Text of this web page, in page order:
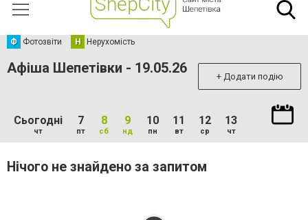
Ф Фотозвіти Н Нерухомість
Афіша Шепетівки - 19.05.26 + Додати подію
Сьогодні
чт
7
пт
8
сб
9
нд
10
пн
11
вт
12
ср
13
чт
Нічого не знайдено за запитом